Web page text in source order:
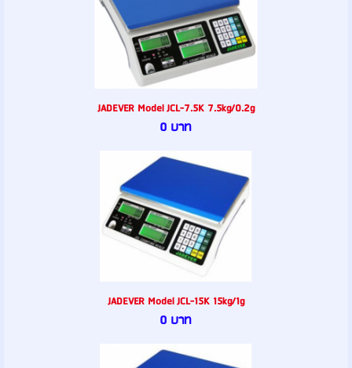
JADEVER Model JCL-7.5K 7.5kg/0.2g
0 บาท
JADEVER Model JCL-15K 15kg/1g
0 บาท